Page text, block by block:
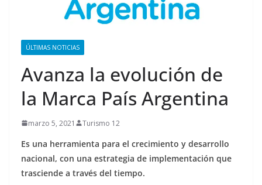
ÚLTIMAS NOTICIAS
Avanza la evolución de
la Marca País Argentina
marzo 5, 2021 Turismo 12
Es una herramienta para el crecimiento y desarrollo
nacional, con una estrategia de implementación que
trasciende a través del tiempo.